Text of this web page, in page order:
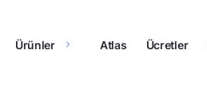
Ürünler Atlas Ücretler